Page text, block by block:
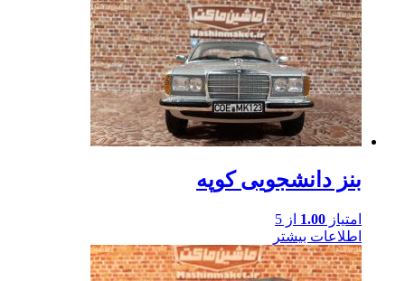
بنز دانشجویی کوپه
امتیاز 1.00 از 5
اطلاعات بیشتر